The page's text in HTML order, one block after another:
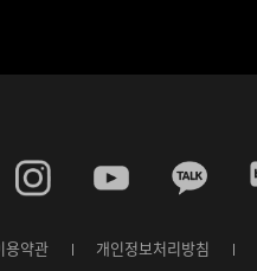
용약관 개인정보처리방침